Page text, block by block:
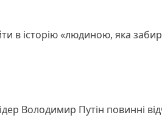
в історію «людиною, яка
Володимир Путін повинні